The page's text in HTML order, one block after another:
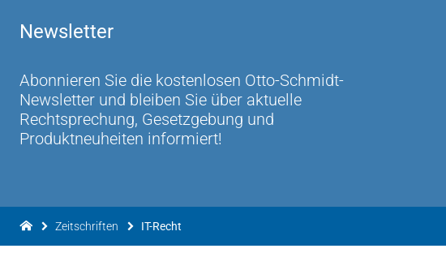
Newsletter
Abonnieren Sie die kostenlosen Otto-Schmidt-
Newsletter und bleiben Sie über aktuelle
Rechtsprechung, Gesetzgebung und
Produktneuheiten informiert!
Zeitschriften IT-Recht